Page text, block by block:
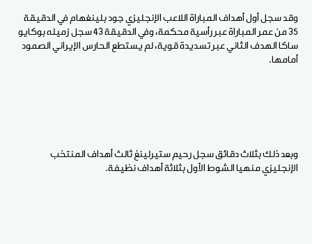
وقد سجل أول أهداف المباراة اللاعب الإنجليزي جود بلينغهام في الدقيقة
35 من عمر المباراة عبر رأسية محكمة، وفي الدقيقة 43 سجل زميله بوكايو
ساكا الهدف الثاني عبر تسديدة قوية، لم يستطع الحارس الإيراني الصمود
أمامها.
وبعد ذلك بثلاث دقائق سجل رحيم ستيرلينغ ثالث أهداف المنتخب
الإنجليزي منهيا الشوط الأول بثلاثة أهداف نظيفة.